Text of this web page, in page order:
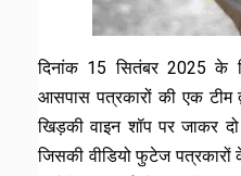
दिनांक 15 सितंबर 2025 के
आसपास पत्रकारों की एक टीम
खिड़की वाइन शॉप पर जाकर
जिसकी वीडियो फुटेज पत्रकारों